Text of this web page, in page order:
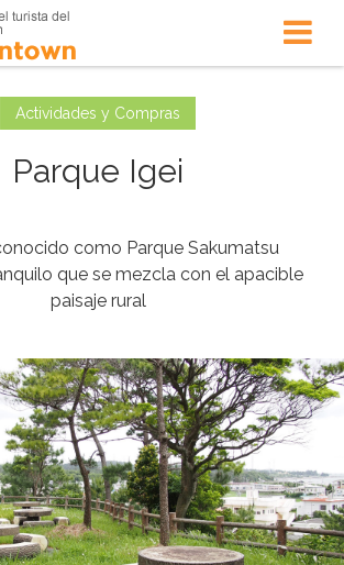
Actividades y Compras
Parque Igei
como Parque Sakumatsu
que se mezcla con el apacible
paisaje rural